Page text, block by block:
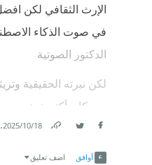
الإرث الثقافي لكن
في صوت الذكاء
الدكتور الصوتية
لكن نبرته الحقيقية
وده كان أكتر شئ بيميزه
18‏/10‏/2025
.
أوافق اضف تعليق